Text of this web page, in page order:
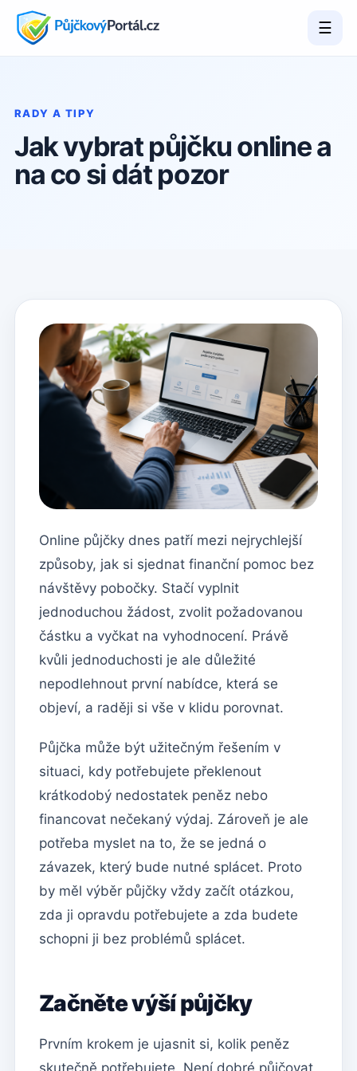
☰
RADY A TIPY
Jak vybrat půjčku online a
na co si dát pozor
Online půjčky dnes patří mezi nejrychlejší
způsoby, jak si sjednat finanční pomoc bez
návštěvy pobočky. Stačí vyplnit
jednoduchou žádost, zvolit požadovanou
částku a vyčkat na vyhodnocení. Právě
kvůli jednoduchosti je ale důležité
nepodlehnout první nabídce, která se
objeví, a raději si vše v klidu porovnat.
Půjčka může být užitečným řešením v
situaci, kdy potřebujete překlenout
krátkodobý nedostatek peněz nebo
financovat nečekaný výdaj. Zároveň je ale
potřeba myslet na to, že se jedná o
závazek, který bude nutné splácet. Proto
by měl výběr půjčky vždy začít otázkou,
zda ji opravdu potřebujete a zda budete
schopni ji bez problémů splácet.
Začněte výší půjčky
Prvním krokem je ujasnit si, kolik peněz